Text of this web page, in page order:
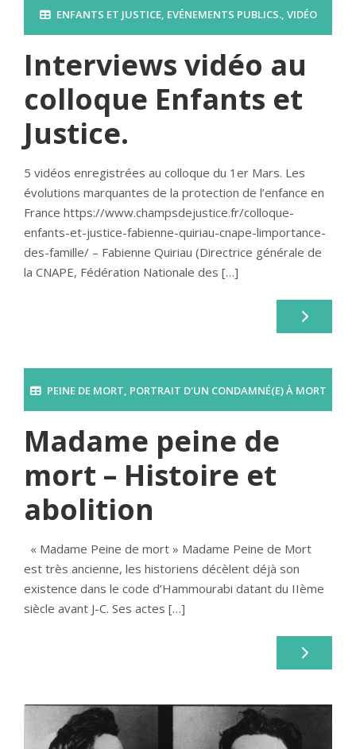
ENFANTS ET JUSTICE, EVÉNEMENTS PUBLICS., VIDÉO
Interviews vidéo au
colloque Enfants et
Justice.
5 vidéos enregistrées au colloque du 1er Mars. Les
évolutions marquantes de la protection de l’enfance en
France https://www.champsdejustice.fr/colloque-
enfants-et-justice-fabienne-quiriau-cnape-limportance-
des-famille/ – Fabienne Quiriau (Directrice générale de
la CNAPE, Fédération Nationale des […]
PEINE DE MORT, PORTRAIT D'UN CONDAMNÉ(E) À MORT
Madame peine de
mort – Histoire et
abolition
« Madame Peine de mort » Madame Peine de Mort
est très ancienne, les historiens décèlent déjà son
existence dans le code d’Hammourabi datant du IIème
siècle avant J-C. Ses actes […]